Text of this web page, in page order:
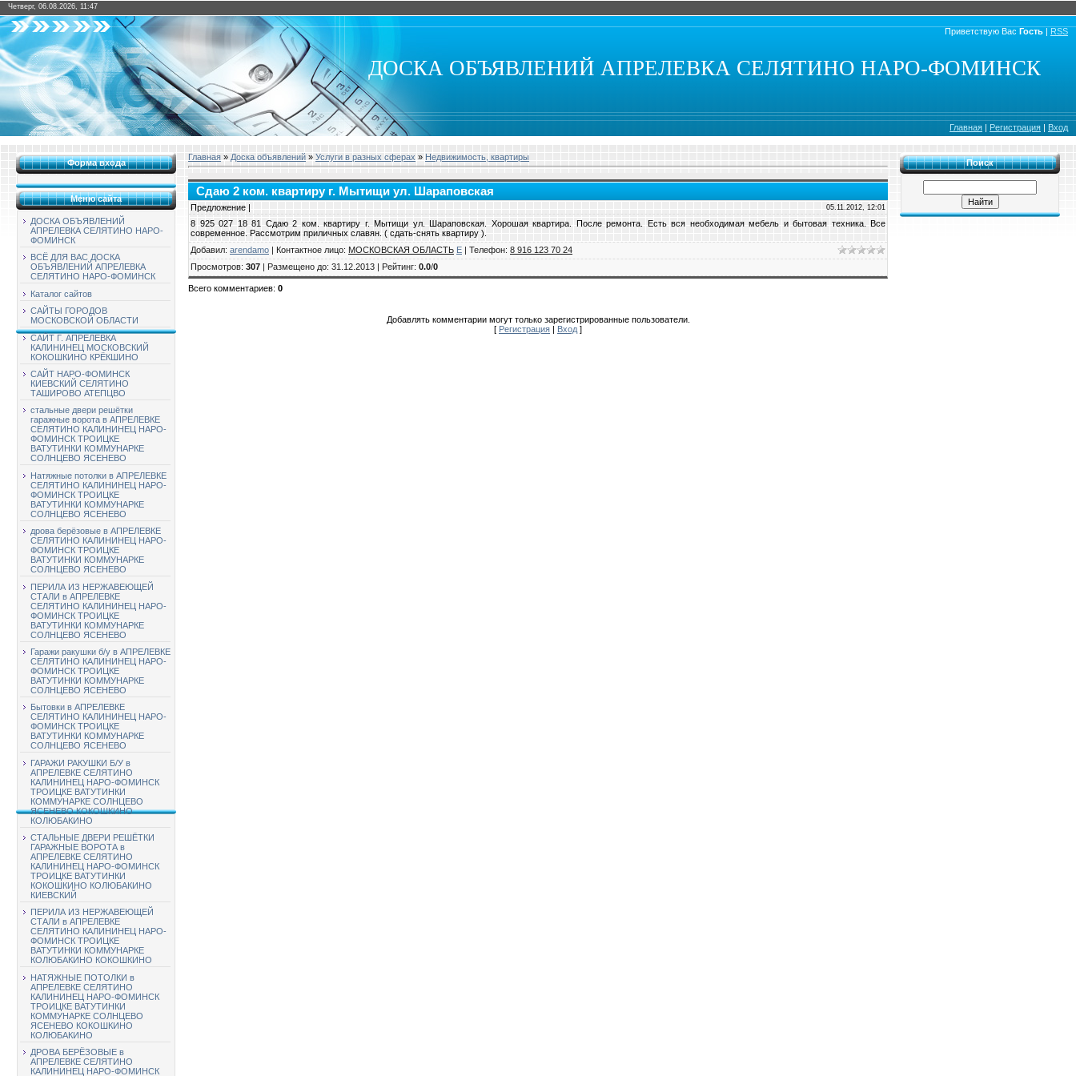
Четверг, 06.08.2026, 11:47
Приветствую Вас Гость | RSS
ДОСКА ОБЪЯВЛЕНИЙ АПРЕЛЕВКА СЕЛЯТИНО НАРО-ФОМИНСК
Главная | Регистрация | Вход
Форма входа
Меню сайта
ДОСКА ОБЪЯВЛЕНИЙ
АПРЕЛЕВКА СЕЛЯТИНО НАРО-
ФОМИНСК
ВСЁ ДЛЯ ВАС ДОСКА
ОБЪЯВЛЕНИЙ АПРЕЛЕВКА
СЕЛЯТИНО НАРО-ФОМИНСК
Каталог сайтов
САЙТЫ ГОРОДОВ
МОСКОВСКОЙ ОБЛАСТИ
САЙТ Г. АПРЕЛЕВКА
КАЛИНИНЕЦ МОСКОВСКИЙ
КОКОШКИНО КРЁКШИНО
САЙТ НАРО-ФОМИНСК
КИЕВСКИЙ СЕЛЯТИНО
ТАШИРОВО АТЕПЦВО
стальные двери решётки
гаражные ворота в АПРЕЛЕВКЕ
СЕЛЯТИНО КАЛИНИНЕЦ НАРО-
ФОМИНСК ТРОИЦКЕ
ВАТУТИНКИ КОММУНАРКЕ
СОЛНЦЕВО ЯСЕНЕВО
Натяжные потолки в АПРЕЛЕВКЕ
СЕЛЯТИНО КАЛИНИНЕЦ НАРО-
ФОМИНСК ТРОИЦКЕ
ВАТУТИНКИ КОММУНАРКЕ
СОЛНЦЕВО ЯСЕНЕВО
дрова берёзовые в АПРЕЛЕВКЕ
СЕЛЯТИНО КАЛИНИНЕЦ НАРО-
ФОМИНСК ТРОИЦКЕ
ВАТУТИНКИ КОММУНАРКЕ
СОЛНЦЕВО ЯСЕНЕВО
ПЕРИЛА ИЗ НЕРЖАВЕЮЩЕЙ
СТАЛИ в АПРЕЛЕВКЕ
СЕЛЯТИНО КАЛИНИНЕЦ НАРО-
ФОМИНСК ТРОИЦКЕ
ВАТУТИНКИ КОММУНАРКЕ
СОЛНЦЕВО ЯСЕНЕВО
Гаражи ракушки б/у в АПРЕЛЕВКЕ
СЕЛЯТИНО КАЛИНИНЕЦ НАРО-
ФОМИНСК ТРОИЦКЕ
ВАТУТИНКИ КОММУНАРКЕ
СОЛНЦЕВО ЯСЕНЕВО
Бытовки в АПРЕЛЕВКЕ
СЕЛЯТИНО КАЛИНИНЕЦ НАРО-
ФОМИНСК ТРОИЦКЕ
ВАТУТИНКИ КОММУНАРКЕ
СОЛНЦЕВО ЯСЕНЕВО
ГАРАЖИ РАКУШКИ Б/У в
АПРЕЛЕВКЕ СЕЛЯТИНО
КАЛИНИНЕЦ НАРО-ФОМИНСК
ТРОИЦКЕ ВАТУТИНКИ
КОММУНАРКЕ СОЛНЦЕВО
ЯСЕНЕВО КОКОШКИНО
КОЛЮБАКИНО
СТАЛЬНЫЕ ДВЕРИ РЕШЁТКИ
ГАРАЖНЫЕ ВОРОТА в
АПРЕЛЕВКЕ СЕЛЯТИНО
КАЛИНИНЕЦ НАРО-ФОМИНСК
ТРОИЦКЕ ВАТУТИНКИ
КОКОШКИНО КОЛЮБАКИНО
КИЕВСКИЙ
ПЕРИЛА ИЗ НЕРЖАВЕЮЩЕЙ
СТАЛИ в АПРЕЛЕВКЕ
СЕЛЯТИНО КАЛИНИНЕЦ НАРО-
ФОМИНСК ТРОИЦКЕ
ВАТУТИНКИ КОММУНАРКЕ
КОЛЮБАКИНО КОКОШКИНО
НАТЯЖНЫЕ ПОТОЛКИ в
АПРЕЛЕВКЕ СЕЛЯТИНО
КАЛИНИНЕЦ НАРО-ФОМИНСК
ТРОИЦКЕ ВАТУТИНКИ
КОММУНАРКЕ СОЛНЦЕВО
ЯСЕНЕВО КОКОШКИНО
КОЛЮБАКИНО
ДРОВА БЕРЁЗОВЫЕ в
АПРЕЛЕВКЕ СЕЛЯТИНО
КАЛИНИНЕЦ НАРО-ФОМИНСК
Главная » Доска объявлений » Услуги в разных сферах » Недвижимость, квартиры
Сдаю 2 ком. квартиру г. Мытищи ул. Шараповская
Предложение | 05.11.2012, 12:01
8 925 027 18 81 Сдаю 2 ком. квартиру г. Мытищи ул. Шараповская. Хорошая квартира. После ремонта. Есть вся необходимая мебель и бытовая техника. Все
современное. Рассмотрим приличных славян. ( сдать-снять квартиру ).
Добавил: arendamo | Контактное лицо: МОСКОВСКАЯ ОБЛАСТЬ E | Телефон: 8 916 123 70 24
Просмотров: 307 | Размещено до: 31.12.2013 | Рейтинг: 0.0/0
Всего комментариев: 0
Добавлять комментарии могут только зарегистрированные пользователи.
[ Регистрация | Вход ]
Поиск